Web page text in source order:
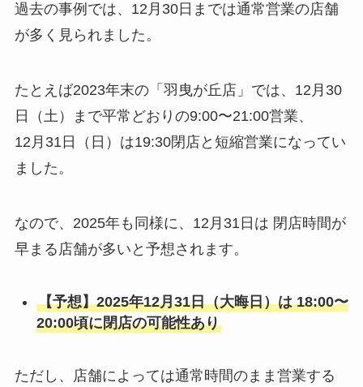
過去の事例では、12月30日までは通常営業の店舗
が多く見られました。
たとえば2023年末の「羽曳が丘店」では、12月30
日（土）まで平常どおりの9:00〜21:00営業、
12月31日（日）は19:30閉店と短縮営業になってい
ました。
なので、2025年も同様に、12月31日は 閉店時間が
早まる店舗が多いと予想されます。
【予想】2025年12月31日（大晦日）は 18:00〜
20:00頃に閉店の可能性あり
ただし、店舗によっては通常時間のまま営業する